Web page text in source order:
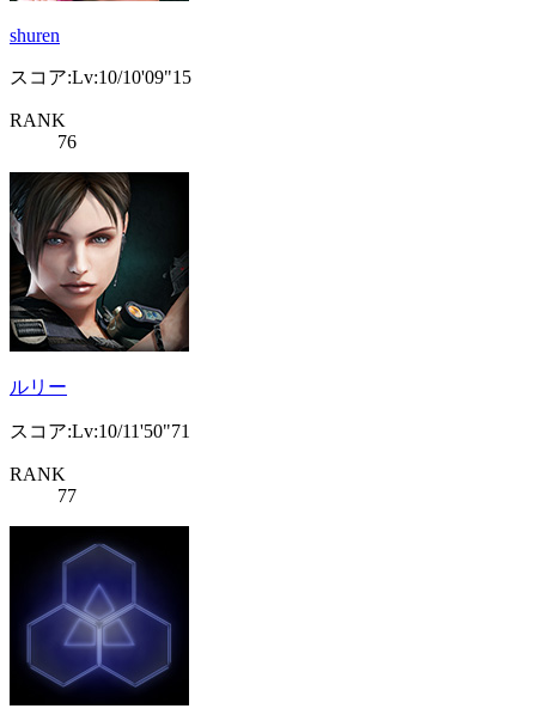
shuren
スコア:Lv:10/10'09"15
RANK
76
ルリー
スコア:Lv:10/11'50"71
RANK
77